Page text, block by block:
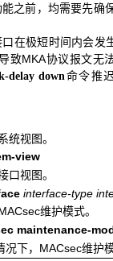
之前，均需要先确
口在极短时间内会发
致MKA协议报文无
delay down命令推
视图。
view
视图。
interface-type
维护模式。
maintenance-
下， MACsec维护